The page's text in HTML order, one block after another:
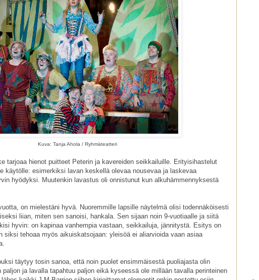
Kuva: Tanja Ahola / Ryhmäteatteri
tarjoaa hienot puitteet Peterin ja kavereiden seikkailuille. Erityisihastelut
käytölle: esimerkiksi lavan keskellä olevaa nousevaa ja laskevaa
hyödyksi. Muutenkin lavastus oli onnistunut kun alkuhämmennyksestä
on mielestäni hyvä. Nuoremmille lapsille näytelmä olisi todennäköisesti
liian, miten sen sanoisi, hankala. Sen sijaan noin 9-vuotiaalle ja siitä
hyvin: on kapinaa vanhempia vastaan, seikkailuja, jännitystä. Esitys on
siksi tehoaa myös aikuiskatsojaan: yleisöä ei aliarvioida vaan asiaa
täytyy tosin sanoa, että noin puolet ensimmäisestä puoliajasta olin
paljon ja lavalla tapahtuu paljon eikä kyseessä ole millään tavalla perinteinen